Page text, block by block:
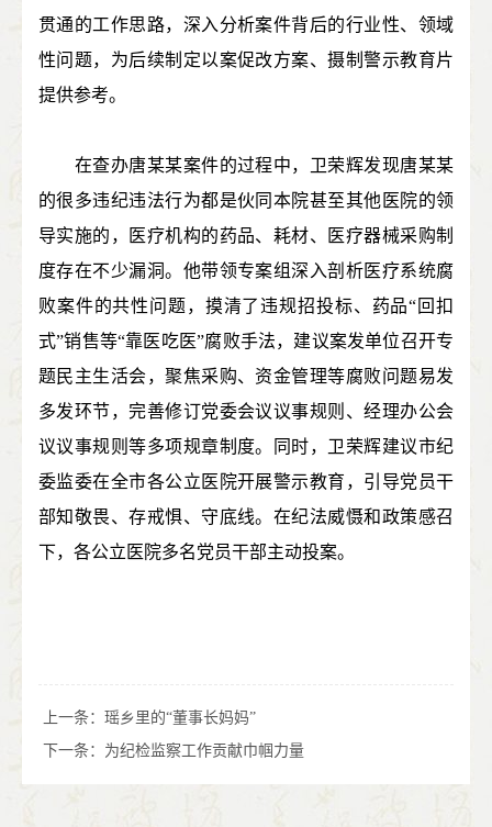
贯通的工作思路，深入分析案件背后的行业性、领域
性问题，为后续制定以案促改方案、摄制警示教育片
提供参考。
在查办唐某某案件的过程中，卫荣辉发现唐某某
的很多违纪违法行为都是伙同本院甚至其他医院的领
导实施的，医疗机构的药品、耗材、医疗器械采购制
度存在不少漏洞。他带领专案组深入剖析医疗系统腐
败案件的共性问题，摸清了违规招投标、药品“回扣
式”销售等“靠医吃医”腐败手法，建议案发单位召开专
题民主生活会，聚焦采购、资金管理等腐败问题易发
多发环节，完善修订党委会议议事规则、经理办公会
议议事规则等多项规章制度。同时，卫荣辉建议市纪
委监委在全市各公立医院开展警示教育，引导党员干
部知敬畏、存戒惧、守底线。在纪法威慑和政策感召
下，各公立医院多名党员干部主动投案。
上一条： 瑶乡里的“董事长妈妈”
下一条： 为纪检监察工作贡献巾帼力量